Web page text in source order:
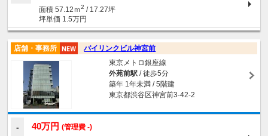
面積 57.12ｍ2 / 17.27坪
坪単価 1.5万円
店舗・事務所
バイリンクビル神宮前
東京メトロ銀座線
外苑前駅/ 徒歩5分
築年 1年未満 / 5階建
東京都渋谷区神宮前3-42-2
40万円 (管理費 -)